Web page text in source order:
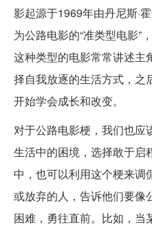
影起源于1969年由丹尼斯·
为公路电影的“准类型电影”
这种类型的电影常常讲述主
择自我放逐的生活方式，之
开始学会成长和改变。
对于公路电影梗，我们也应
生活中的困境，选择敢于启
中，也可以利用这个梗来调
或放弃的人，告诉他们要像
困难，勇往直前。比如，当